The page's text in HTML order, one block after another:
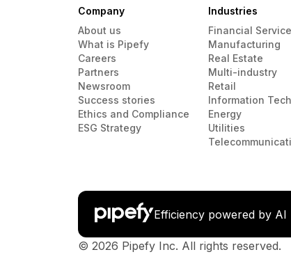
Company
About us
What is Pipefy
Careers
Partners
Newsroom
Success stories
Ethics and Compliance
ESG Strategy
Industries
Financial
Manufacturing
Real Estate
Multi-industry
Retail
Information
Energy
Utilities
Efficiency powered by AI
© 2026 Pipefy Inc. All rights reserved.